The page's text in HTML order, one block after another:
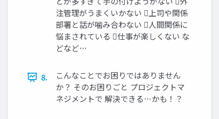
注管理がうまくいかない 上司や関係
部署と話が噛み合わない 人間関係に
悩まされている 仕事が楽しくない な
どなど…
8.
こんなことでお困りではありません
か？ そのお困りごと プロジェクトマ
ネジメントで 解決できる…かも！？